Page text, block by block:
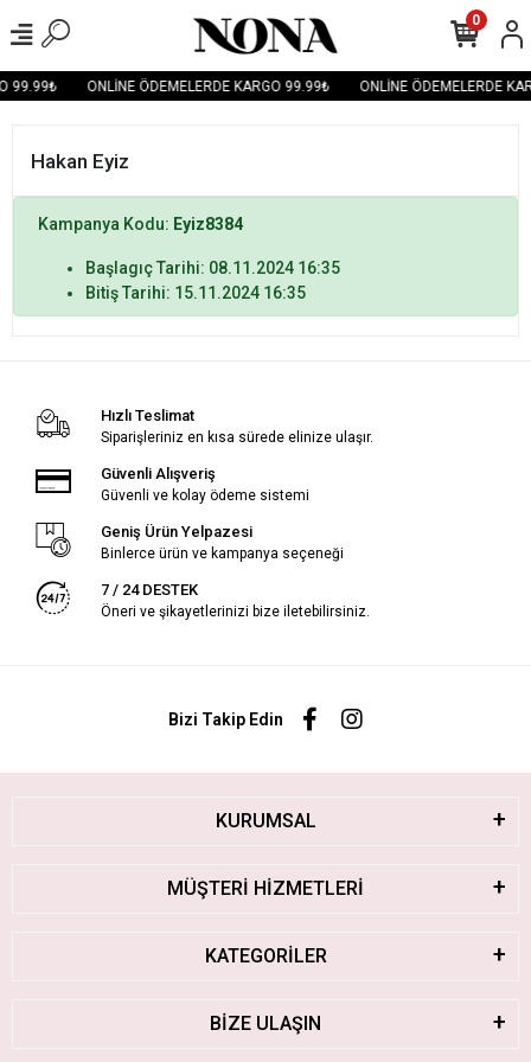
99.99₺ ONLİNE ÖDEMELERDE KARGO 99.99₺ ONLİNE ÖDEMELERDE
0
Hakan Eyiz
Kampanya Kodu: Eyiz8384
Başlagıç Tarihi: 08.11.2024 16:35
Bitiş Tarihi: 15.11.2024 16:35
Hızlı Teslimat
Siparişleriniz en kısa sürede elinize ulaşır.
Güvenli Alışveriş
Güvenli ve kolay ödeme sistemi
Geniş Ürün Yelpazesi
Binlerce ürün ve kampanya seçeneği
7 / 24 DESTEK
Öneri ve şikayetlerinizi bize iletebilirsiniz.
Bizi Takip Edin
KURUMSAL
MÜŞTERİ HİZMETLERİ
KATEGORİLER
BİZE ULAŞIN